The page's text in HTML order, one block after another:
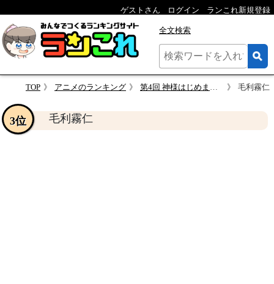
ゲストさん ログイン ランこれ新規登録
全文検索
TOP アニメのランキング 第4回 神様はじめました 人気キャラクター投票 毛利霧仁
毛利霧仁
3位